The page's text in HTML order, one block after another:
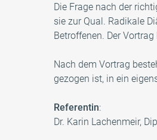
Die Frage nach der
sie zur Qual. Radikale
Betroffenen. Der
Nach dem Vortrag
gezogen ist, in ein
Referentin:
Dr. Karin Lachenmeir,